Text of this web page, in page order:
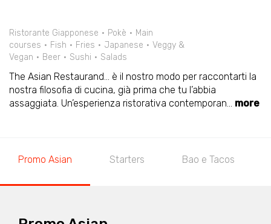
Ristorante Giapponese Pokè
Main
courses
Fish Fries Japanese
Veggy &
Vegan
Beer Sushi Salads
The Asian Restaurand… è il nostro modo per raccontarti la
nostra filosofia di cucina, già prima che tu l’abbia
assaggiata. Un’esperienza ristorativa contemporan... more
Promo Asian Starters Bao e Tacos